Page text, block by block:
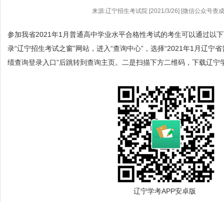
来源:辽宁招生考试院 [2021/3/26] [微信公众号查
参加我省2021年1月普通高中学业水平合格性考试的考生可以通过以
录“辽宁招生考试之窗”网站，进入“查询中心”，选择“2021年1月辽宁
绩查询登录入口”后跳转到查询主页。二是扫描下方二维码，下载辽宁
辽宁学考APP安卓版